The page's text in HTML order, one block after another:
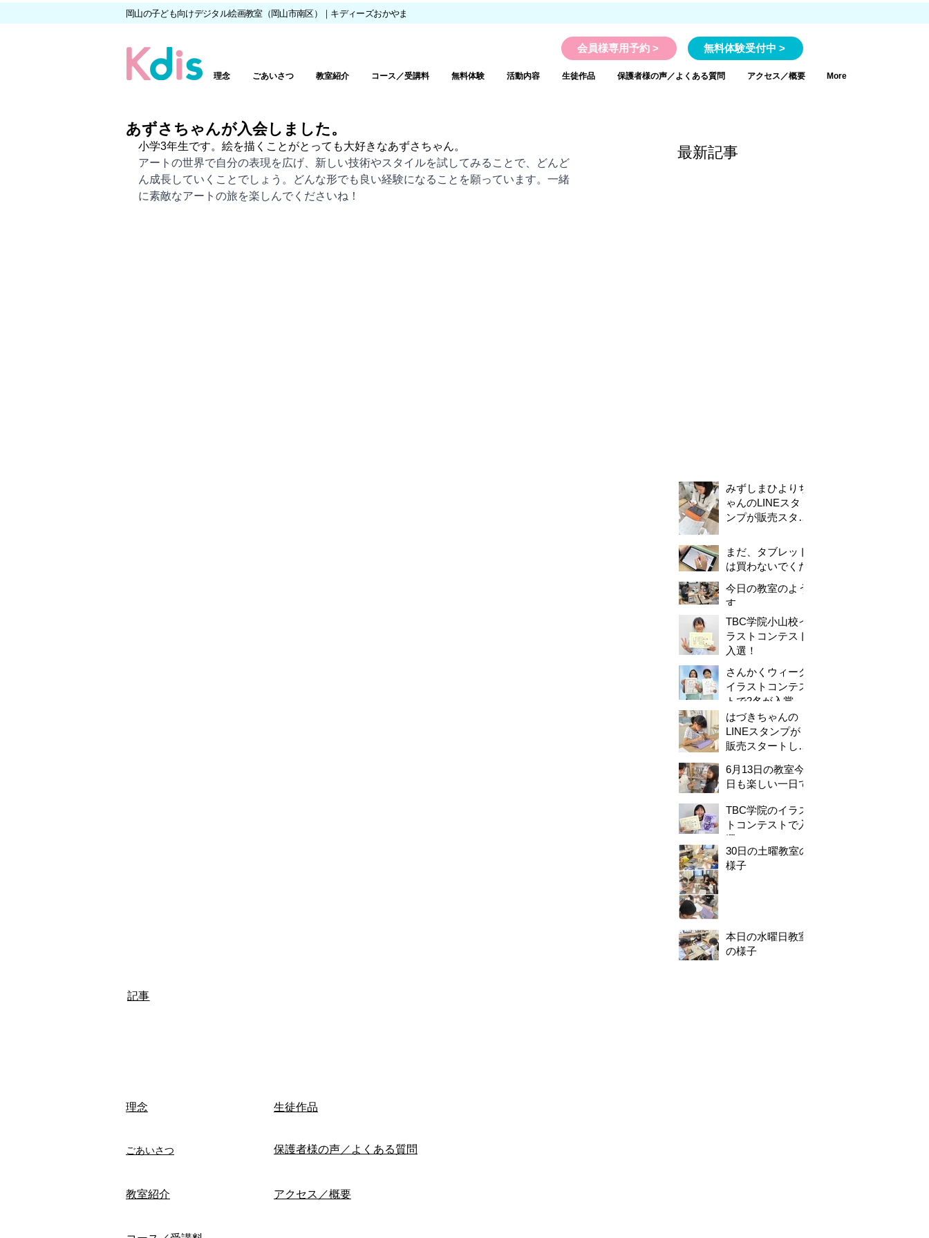
岡山の子ども向けデジタル絵画教室（岡山市南区）｜キディーズおかやま
会員様専用予約 > 無料体験受付中 >
理念 ごあいさつ 教室紹介 コース／受講料 無料体験 活動内容 生徒作品 保護者様の声／よくある質問 アクセス／概要 More
あずさちゃんが入会しました。
小学3年生です。絵を描くことがとっても大好きなあずさちゃん。
アートの世界で自分の表現を広げ、新しい技術やスタイルを試してみることで、どんど
ん成長していくことでしょう。どんな形でも良い経験になることを願っています。一緒
に素敵なアートの旅を楽しんでくださいね！
最新記事
みずしまひよりち
ゃんのLINEスタ
ンプが販売スター
まだ、タブレット
は買わないでくだ
今日の教室のよう
す
TBC学院小山校イ
ラストコンテスト
入選！
さんかくウィーク
イラストコンテス
トで2名が入賞し
ました！
はづきちゃんの
LINEスタンプが
販売スタートしま
6月13日の教室今
日も楽しい一日で
TBC学院のイラス
トコンテストで入
選！
30日の土曜教室の
様子
本日の水曜日教室
の様子
記事
​理念
ごあいさつ
​教室紹介
生徒作品
保護者様の声／よくある質問
アクセス／概要